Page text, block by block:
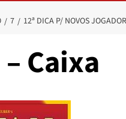
7 12ª DICA P/ NOVOS
Caixa